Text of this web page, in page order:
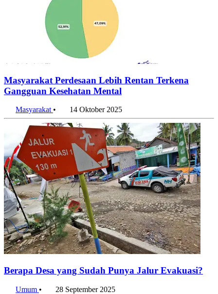
Masyarakat Perdesaan Lebih Rentan Terkena
Gangguan Kesehatan Mental
Masyarakat • 14 Oktober 2025
Berapa Desa yang Sudah Punya Jalur Evakuasi?
Umum • 28 September 2025